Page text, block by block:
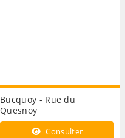
Bucquoy - Rue du
Quesnoy
Consulter